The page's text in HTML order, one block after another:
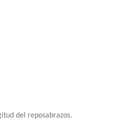
del reposabrazos.